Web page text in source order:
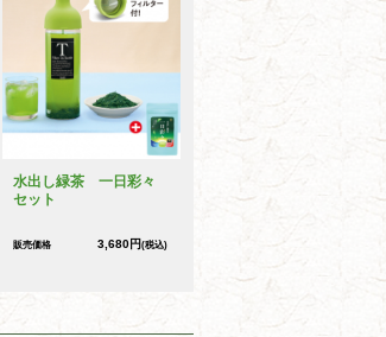
水出し緑茶 一日彩々
セット
販売価格 3,680円(税込)